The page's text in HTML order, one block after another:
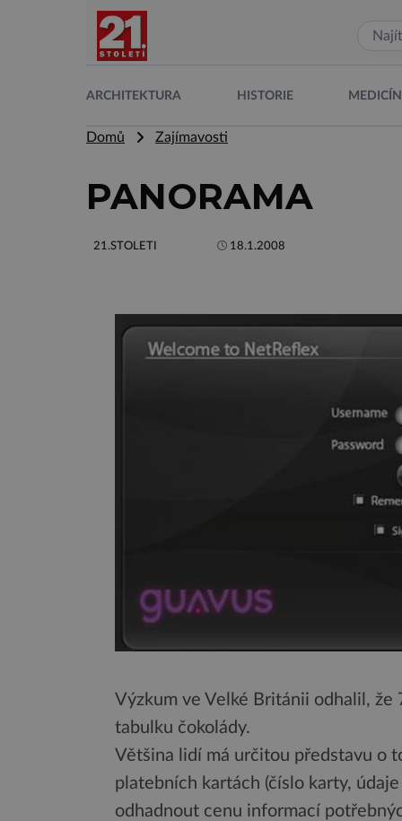
ARCHITEKTURA HISTORIE
Domů Zajímavosti
PANORAMA
21.STOLETI 18.1.2008
Výzkum ve Velké Británii odhalil, že
tabulku čokolády.
Většina lidí má určitou představu o
platebních kartách (číslo karty,
odhadnout cenu informací